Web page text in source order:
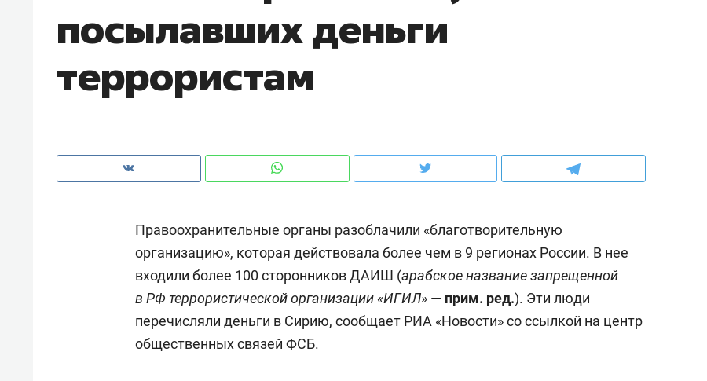
посылавших деньги
террористам
Правоохранительные органы разоблачили «благотворительную
организацию», которая действовала более чем в 9 регионах России. В нее
входили более 100 сторонников ДАИШ (арабское название запрещенной
в РФ террористической организации «ИГИЛ» — прим. ред.). Эти люди
перечисляли деньги в Сирию, сообщает РИА «Новости»со ссылкой на центр
общественных связей ФСБ.
чем интересен Оман?
клиентах и чудных запросах мастеров
Как ГК «МИР ГРУПП» и ВТБ
создают оазис жилого
комфорта под Казанью
Рекомендуем
150 камер до квартиры и Face
ID вместо ключа: какой будет
безопасность в ЖК «Нова»
Рекомендуем
Опыт выживания в дикой
природе, работа